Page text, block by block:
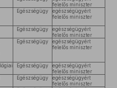
felelős miniszter
Egészségügy
egészségügyért
felelős miniszter
Egészségügy
egészségügyért
felelős miniszter
Egészségügy
egészségügyért
felelős miniszter
Egészségügy
egészségügyért
felelős miniszter
Egészségügy
egészségügyért
felelős miniszter